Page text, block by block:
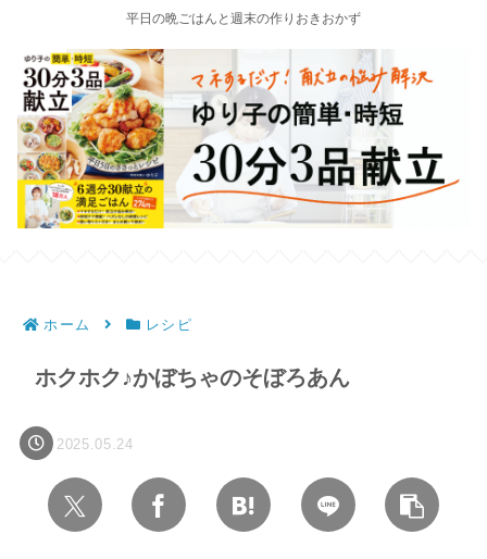
平日の晩ごはんと週末の作りおきおかず
ホーム レシピ
ホクホク♪かぼちゃのそぼろあん
2025.05.24